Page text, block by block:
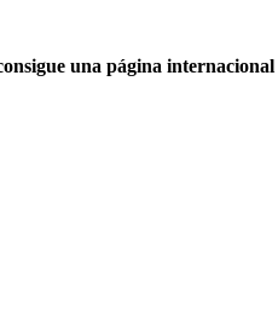
una página internacional